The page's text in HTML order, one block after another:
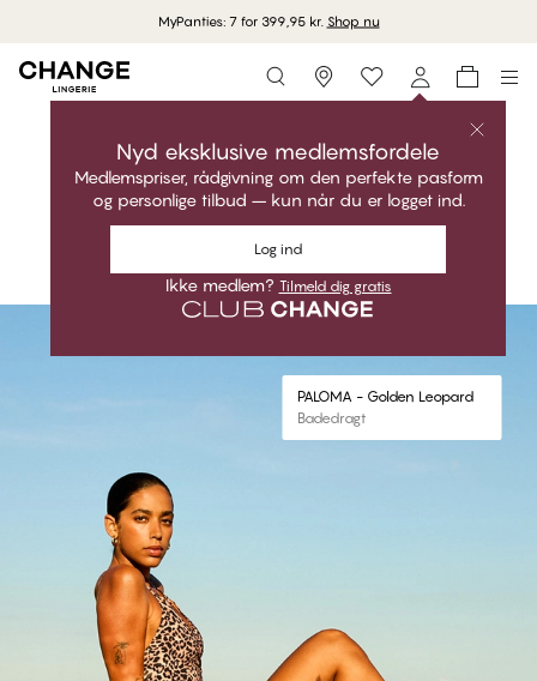
Shop nu
Storefinder
Nyd eksklusive medlemsfordele
Medlemspriser, rådgivning om den perfekte pasform
og personlige tilbud – kun når du er logget ind.
Log ind
Ikke medlem? Tilmeld dig gratis
Glamourøst. Modigt. Perfekt pasform.
Shop kollektionen
#30
PALOMA - Golden Leopard
Badedragt